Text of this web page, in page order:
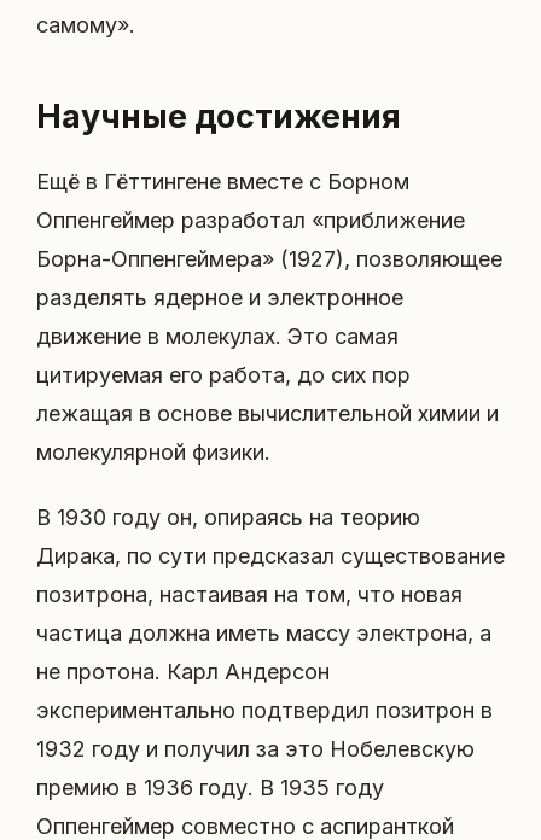
самому».
Научные достижения
Ещё в Гёттингене вместе с Борном
Оппенгеймер разработал «приближение
Борна-Оппенгеймера» (1927), позволяющее
разделять ядерное и электронное
движение в молекулах. Это самая
цитируемая его работа, до сих пор
лежащая в основе вычислительной химии и
молекулярной физики.
В 1930 году он, опираясь на теорию
Дирака, по сути предсказал существование
позитрона, настаивая на том, что новая
частица должна иметь массу электрона, а
не протона. Карл Андерсон
экспериментально подтвердил позитрон в
1932 году и получил за это Нобелевскую
премию в 1936 году. В 1935 году
Оппенгеймер совместно с аспиранткой